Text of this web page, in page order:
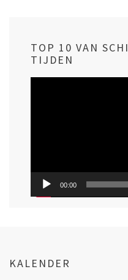
TOP 10 VAN
TIJDEN
00:00
KALENDER